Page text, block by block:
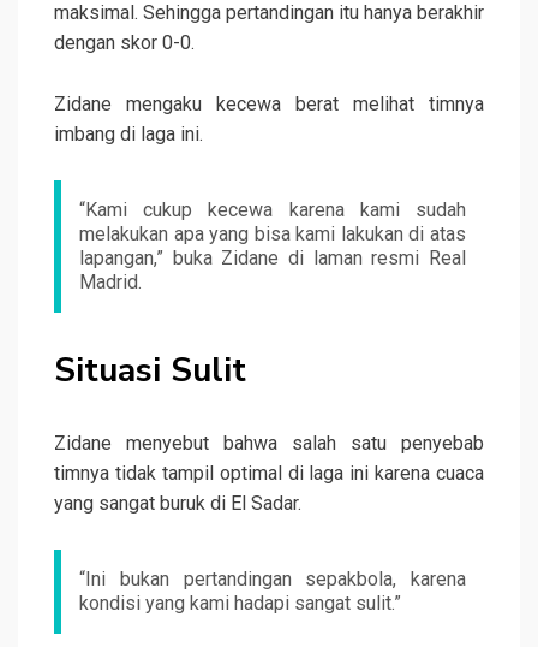
maksimal. Sehingga pertandingan itu hanya berakhir
dengan skor 0-0.
Zidane mengaku kecewa berat melihat timnya
imbang di laga ini.
“Kami cukup kecewa karena kami sudah
melakukan apa yang bisa kami lakukan di atas
lapangan,” buka Zidane di laman resmi Real
Madrid.
Situasi Sulit
Zidane menyebut bahwa salah satu penyebab
timnya tidak tampil optimal di laga ini karena cuaca
yang sangat buruk di El Sadar.
“Ini bukan pertandingan sepakbola, karena
kondisi yang kami hadapi sangat sulit.”